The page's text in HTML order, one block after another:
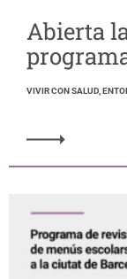
Abierta
VIVIR CON SALUD,